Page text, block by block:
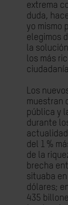
extrema
duda,
yo mismo
elegimos
la
los más
Los
muestran
pública y
durante
del 1 %
de la
brecha
situaba
dólares;
435